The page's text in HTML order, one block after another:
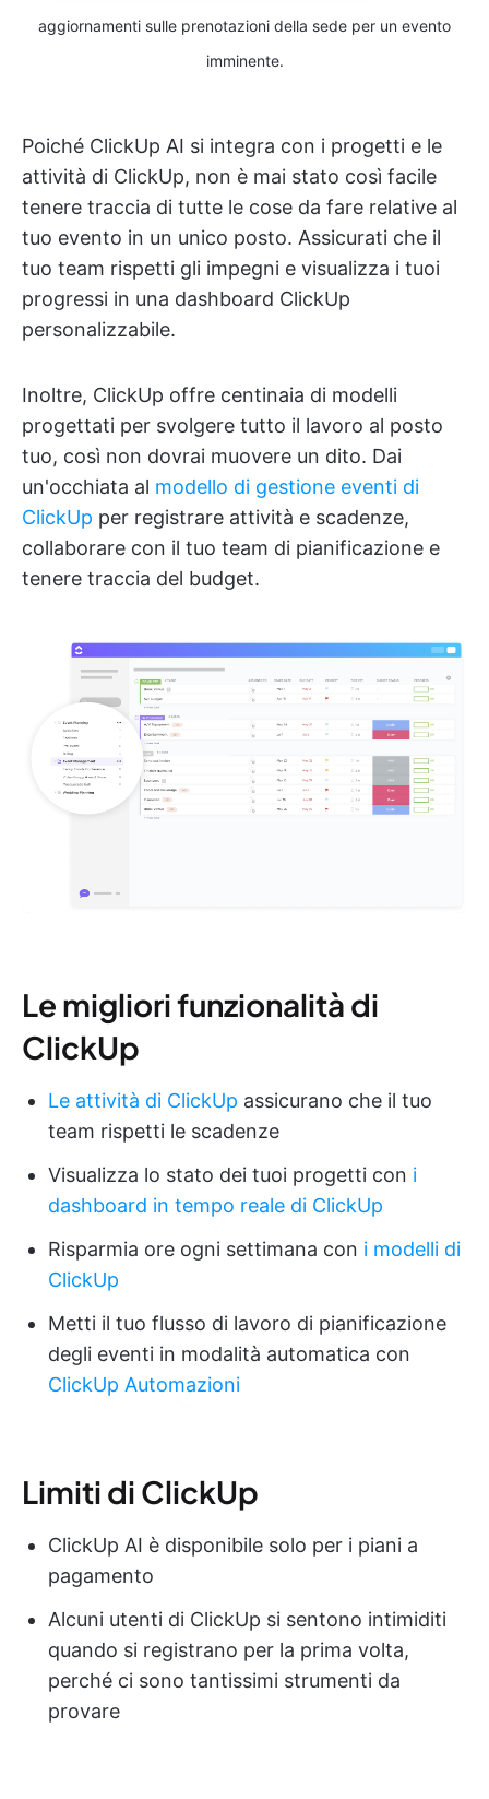
aggiornamenti sulle prenotazioni della sede per un evento
imminente.
Poiché ClickUp AI si integra con i progetti e le
attività di ClickUp, non è mai stato così facile
tenere traccia di tutte le cose da fare relative al
tuo evento in un unico posto. Assicurati che il
tuo team rispetti gli impegni e visualizza i tuoi
progressi in una dashboard ClickUp
personalizzabile.
Inoltre, ClickUp offre centinaia di modelli
progettati per svolgere tutto il lavoro al posto
tuo, così non dovrai muovere un dito. Dai
un'occhiata al modello di gestione eventi di
ClickUp per registrare attività e scadenze,
collaborare con il tuo team di pianificazione e
tenere traccia del budget.
Le migliori funzionalità di
ClickUp
Le attività di ClickUp assicurano che il tuo
team rispetti le scadenze
Visualizza lo stato dei tuoi progetti con i
dashboard in tempo reale di ClickUp
Risparmia ore ogni settimana con i modelli di
ClickUp
Metti il tuo flusso di lavoro di pianificazione
degli eventi in modalità automatica con
ClickUp Automazioni
Limiti di ClickUp
ClickUp AI è disponibile solo per i piani a
pagamento
Alcuni utenti di ClickUp si sentono intimiditi
quando si registrano per la prima volta,
perché ci sono tantissimi strumenti da
provare